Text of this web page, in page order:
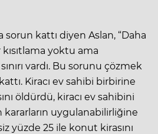
sorun kattı diyen Aslan, “Daha
yoktu ama
vardı. Bu sorunu çözmek
Kiracı ev sahibi birbirine
öldürdü, kiracı ev sahibini
kararların uygulanabilirliğine
yüzde 25 ile konut kirasını